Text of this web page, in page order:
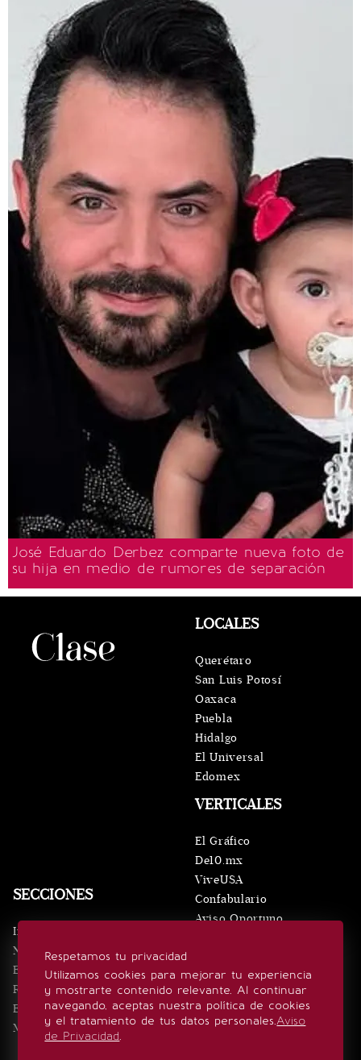
José Eduardo Derbez comparte nueva foto de
su hija en medio de rumores de separación
Respetamos tu privacidad
Utilizamos cookies para mejorar tu experiencia
y mostrarte contenido relevante. Al continuar
navegando, aceptas nuestra política de cookies
y el tratamiento de tus datos personales.Aviso
de Privacidad.
SECCIONES
Inicio
Noticias
Eventos
Realeza
Estilo de vida
Minuto x Minuto
VERTICALES
El Gráfico
De10.mx
ViveUSA
Confabulario
Aviso Oportuno
LOCALES
Querétaro
San Luis Potosí
Oaxaca
Puebla
Hidalgo
El Universal
Edomex
SÍGUENOS